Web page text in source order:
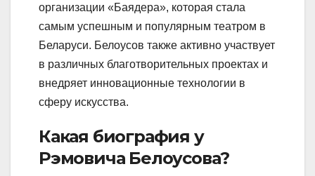
организации «Баядера», которая стала
самым успешным и популярным театром в
Беларуси. Белоусов также активно участвует
в различных благотворительных проектах и
внедряет инновационные технологии в
сферу искусства.
Какая биография у
Рэмовича Белоусова?